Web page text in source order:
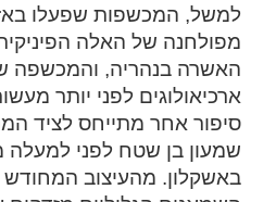
למשל, המכשפות שפעלו
מפולחנה של האלה
האשרה בנהריה, והמכשפה
ארכיאולוגים לפני יותר
סיפור אחר מתייחס לציד
שמעון בן שטח לפני למעלה
באשקלון. מהעיצוב המחודש